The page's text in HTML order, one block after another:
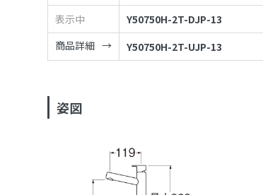
表示中
Y50750H-2T-DJP-13
商品詳細
Y50750H-2T-UJP-13
姿図